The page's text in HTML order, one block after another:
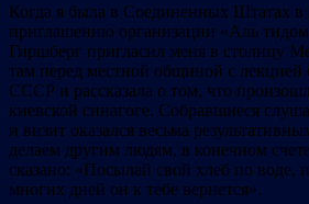
Когда я была в Соединенных Штатах в
приглашению организации «Аль
Гиршберг пригласил меня в столицу
там перед местной общиной с лекцией
СССР и рассказала о том, что
киевской синагоге. Собравшиеся
и визит оказался весьма
делаем другим людям, в конечном
сказано: «Посылай свой хлеб по воде,
многих дней он к тебе вернется».